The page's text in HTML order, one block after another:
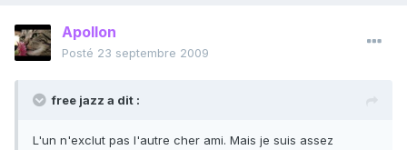
Apollon
Posté 23 septembre 2009
free jazz a dit :
L'un n'exclut pas l'autre cher ami. Mais je suis assez